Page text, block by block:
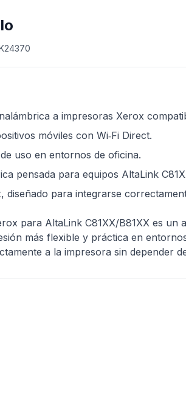
a impresoras Xerox
móviles con Wi‑Fi Direct.
uso en entornos de oficina.
pensada para equipos AltaLink
diseñado para integrarse
para AltaLink C81XX/B81XX es
más flexible y práctica en
a la impresora sin depender